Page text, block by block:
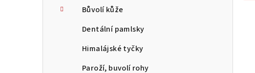
Bůvolí kůže
Dentální pamlsky
Himalájské tyčky
Paroží, buvolí rohy